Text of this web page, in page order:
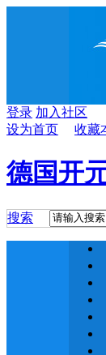
登录 加入社区
设为首页
收藏
德国开
搜索